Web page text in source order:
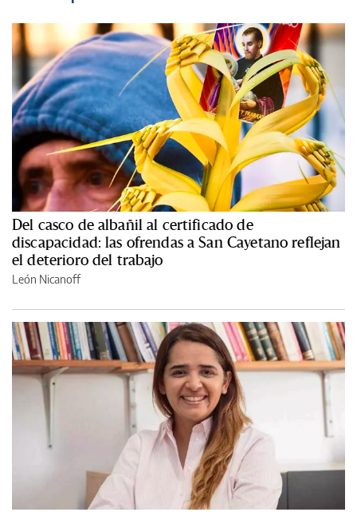
Del casco de albañil al certificado de
discapacidad: las ofrendas a San Cayetano reflejan
el deterioro del trabajo
León Nicanoff